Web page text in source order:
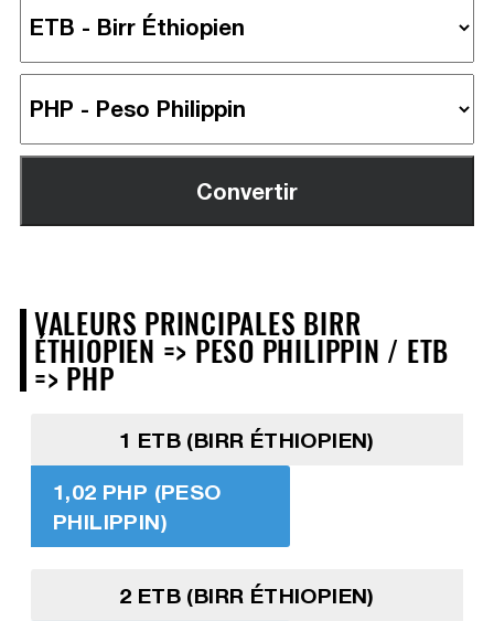
VALEURS PRINCIPALES BIRR
ÉTHIOPIEN => PESO PHILIPPIN / ETB
=> PHP
1 ETB (BIRR ÉTHIOPIEN)
1,02 PHP (PESO
PHILIPPIN)
2 ETB (BIRR ÉTHIOPIEN)